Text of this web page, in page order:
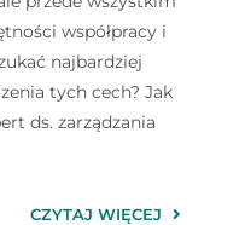
współpracy i
najbardziej
tych cech? Jak
ds. zarządzania
CZYTAJ WIĘCEJ